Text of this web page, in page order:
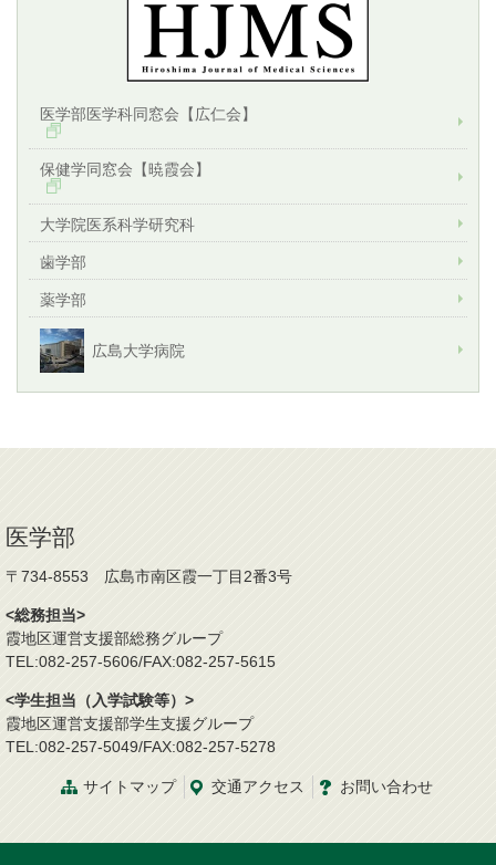
医学部医学科同窓会【広仁会】
保健学同窓会【暁霞会】
大学院医系科学研究科
歯学部
薬学部
広島大学病院
医学部
〒734-8553 広島市南区霞一丁目2番3号
<総務担当>
霞地区運営支援部総務グループ
TEL:082-257-5606/FAX:082-257-5615
<学生担当（入学試験等）>
霞地区運営支援部学生支援グループ
TEL:082-257-5049/FAX:082-257-5278
サイトマップ 交通アクセス お問い合わせ